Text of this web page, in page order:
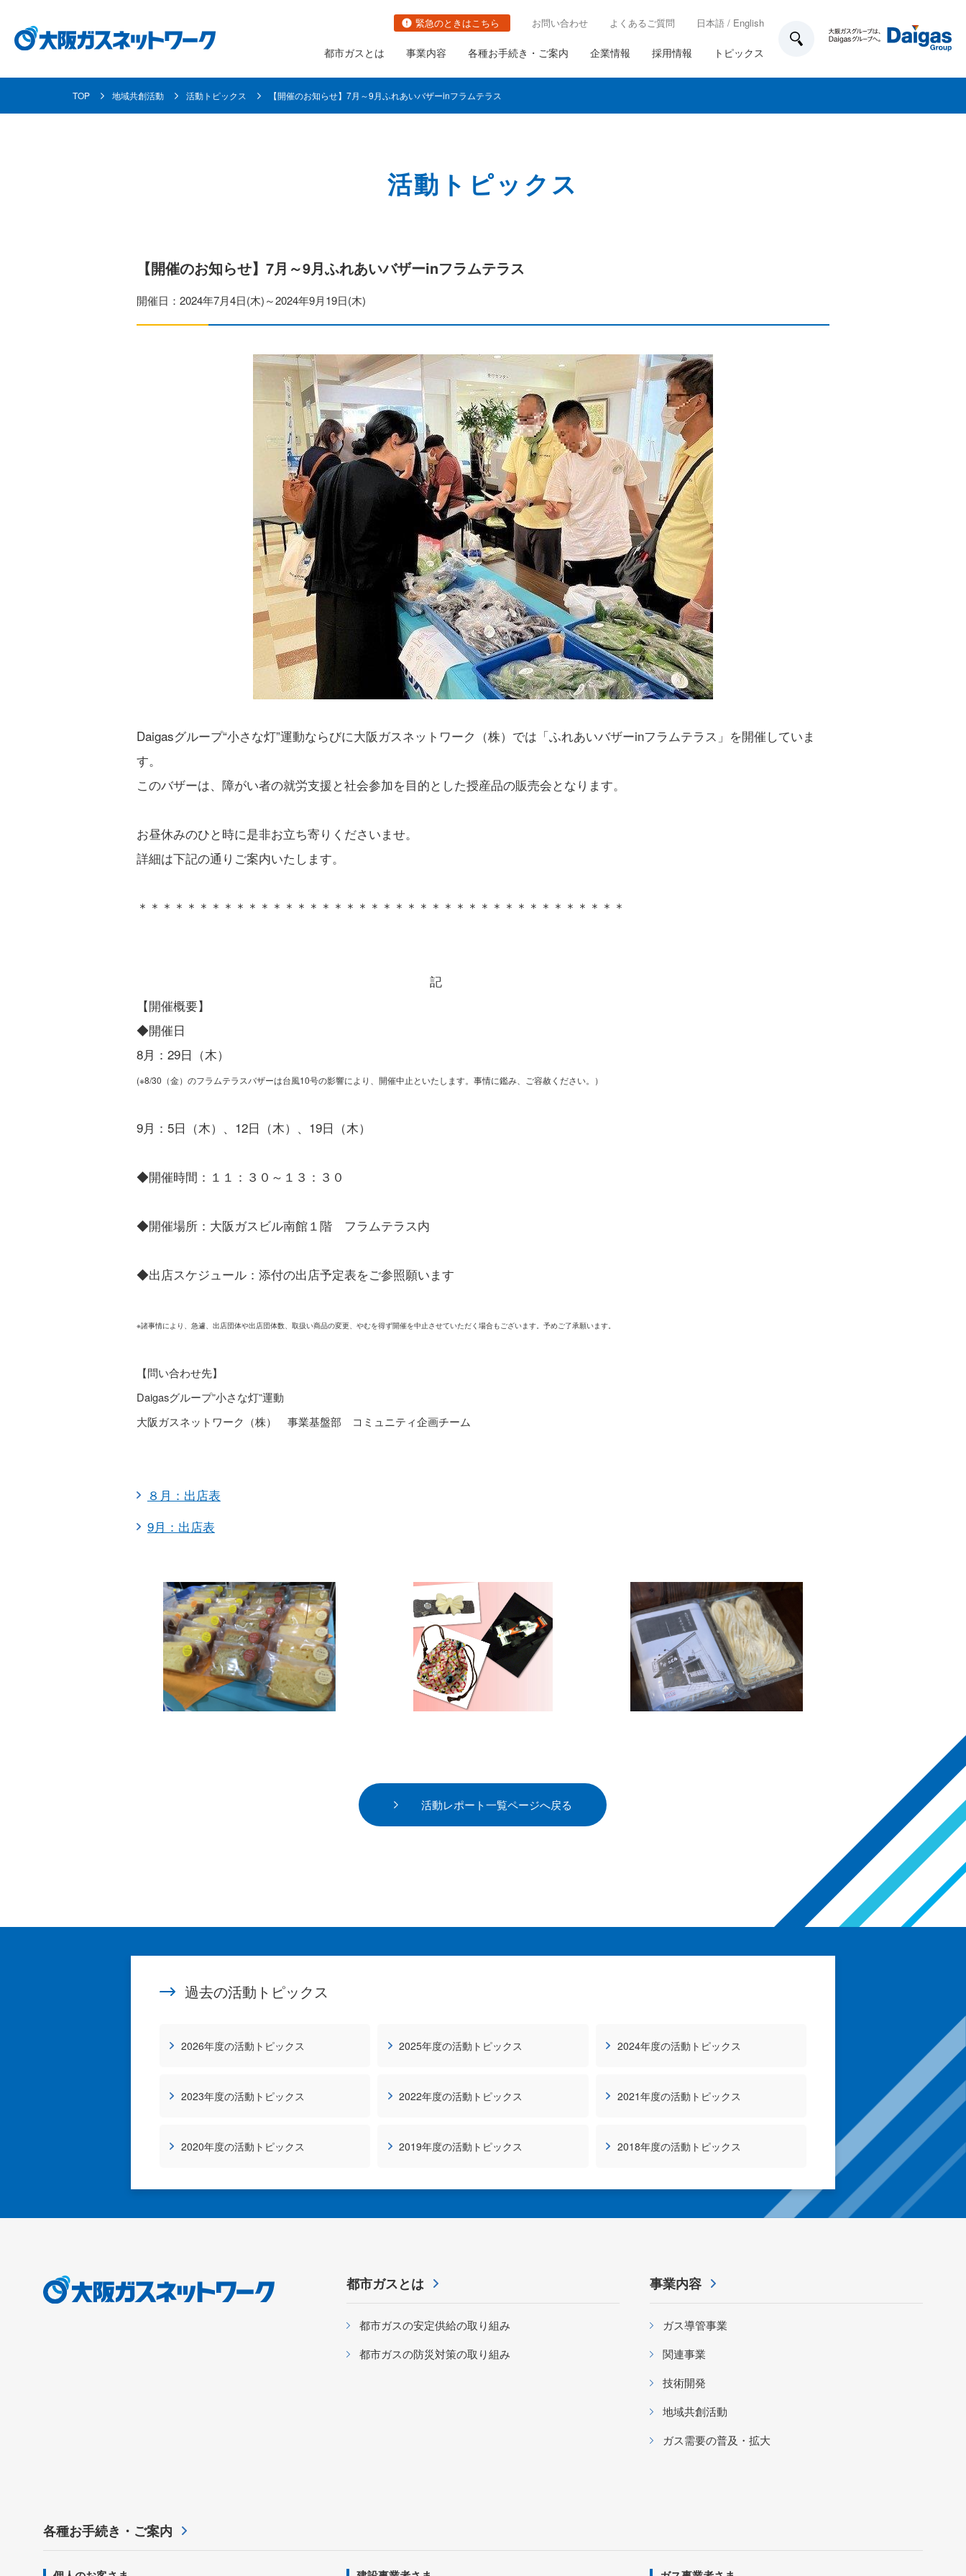
緊急のときはこちら お問い合わせ よくあるご質問 日本語 / English
都市ガスとは
都市ガスとは
都市ガスの防災対策の取り組み
事業内容
事業内容
関連事業
各種お手続き・ご案内
各種お手続き・ご案内
ガス栓の増設と取り替え
業務用のお客さま設備について
ガスメーターの取り替え
ガス栓の増設と取り替え ガス工事のお申込み方法
ガス管の埋設情報の確認
(沿道掘削を伴わない業者さま向け)
過去に完了したガス工事情報
託送供給・最終保障供給
簡易内管施工登録店の各種業務について
企業情報
企業情報
社長ごあいさつ
採用情報
採用情報
職種・キャリアイメージ
トピックス
TOP 地域共創活動 活動トピックス 【開催のお知らせ】7月～9月ふれあいバザーinフラムテラス
活動トピックス
【開催のお知らせ】7月～9月ふれあいバザーinフラムテラス
開催日：2024年7月4日(木)～2024年9月19日(木)
Daigasグループ“小さな灯”運動ならびに大阪ガスネットワーク（株）では「ふれあいバザーinフラムテラス」を開催していま
す。
このバザーは、障がい者の就労支援と社会参加を目的とした授産品の販売会となります。
お昼休みのひと時に是非お立ち寄りくださいませ。
詳細は下記の通りご案内いたします。
＊＊＊＊＊＊＊＊＊＊＊＊＊＊＊＊＊＊＊＊＊＊＊＊＊＊＊＊＊＊＊＊＊＊＊＊＊＊＊＊
記
【開催概要】
◆開催日
8月：29日（木）
(※8/30（金）のフラムテラスバザーは台風10号の影響により、開催中止といたします。事情に鑑み、ご容赦ください。）
9月：5日（木）、12日（木）、19日（木）
◆開催時間：１１：３０～１３：３０
◆開催場所：大阪ガスビル南館１階 フラムテラス内
◆出店スケジュール：添付の出店予定表をご参照願います
※諸事情により、急遽、出店団体や出店団体数、取扱い商品の変更、やむを得ず開催を中止させていただく場合もございます。予めご了承願います。
【問い合わせ先】
Daigasグループ”小さな灯”運動
大阪ガスネットワーク（株） 事業基盤部 コミュニティ企画チーム
８月：出店表
9月：出店表
活動レポート一覧ページへ戻る
過去の活動トピックス
2026年度の活動トピックス 2025年度の活動トピックス 2024年度の活動トピックス
2023年度の活動トピックス 2022年度の活動トピックス 2021年度の活動トピックス
2020年度の活動トピックス 2019年度の活動トピックス 2018年度の活動トピックス
都市ガスとは
都市ガスの安定供給の取り組み
都市ガスの防災対策の取り組み
事業内容
ガス導管事業
関連事業
技術開発
地域共創活動
ガス需要の普及・拡大
各種お手続き・ご案内